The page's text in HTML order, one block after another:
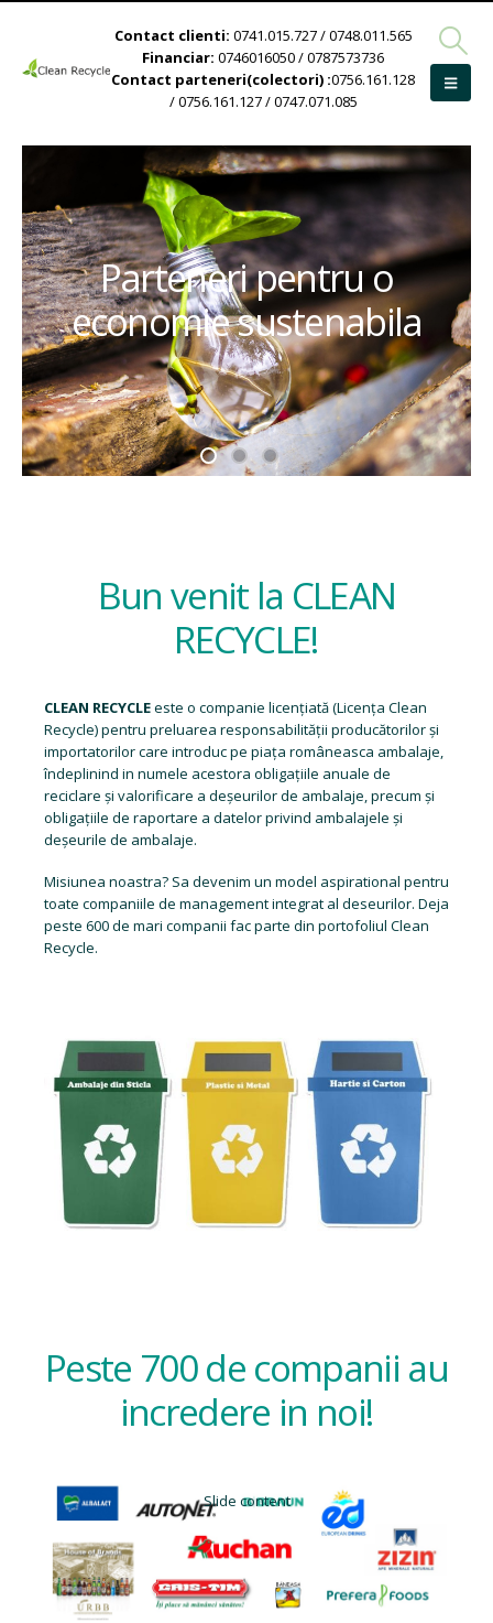
Contact clienti: 0741.015.727 / 0748.011.565
Financiar: 0746016050 / 0787573736
Contact parteneri(colectori) :0756.161.128
/ 0756.161.127 / 0747.071.085
Parteneri pentru o
economie sustenabila
Bun venit la CLEAN
RECYCLE!
CLEAN RECYCLEeste o companie licențiată (Licența Clean
Recycle) pentru preluarea responsabilității producătorilor și
importatorilor care introduc pe piața româneasca ambalaje,
îndeplinind in numele acestora obligațiile anuale de
reciclare și valorificare a deșeurilor de ambalaje, precum și
obligațiile de raportare a datelor privind ambalajele și
deșeurile de ambalaje.
Misiunea noastra? Sa devenim un model aspirational pentru
toate companiile de management integrat al deseurilor. Deja
peste 600 de mari companii fac parte din portofoliul Clean
Recycle.
Peste 700 de companii au
incredere in noi!
Slide content